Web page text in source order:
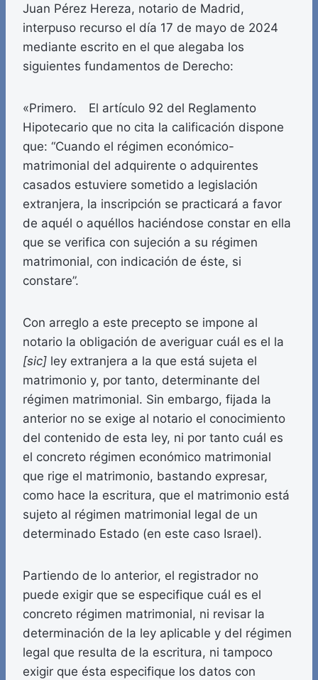
Juan Pérez Hereza, notario de Madrid,
interpuso recurso el día 17 de mayo de 2024
mediante escrito en el que alegaba los
siguientes fundamentos de Derecho:
«Primero. El artículo 92 del Reglamento
Hipotecario que no cita la calificación dispone
que: “Cuando el régimen económico-
matrimonial del adquirente o adquirentes
casados estuviere sometido a legislación
extranjera, la inscripción se practicará a favor
de aquél o aquéllos haciéndose constar en ella
que se verifica con sujeción a su régimen
matrimonial, con indicación de éste, si
constare”.
Con arreglo a este precepto se impone al
notario la obligación de averiguar cuál es el la
[sic] ley extranjera a la que está sujeta el
matrimonio y, por tanto, determinante del
régimen matrimonial. Sin embargo, fijada la
anterior no se exige al notario el conocimiento
del contenido de esta ley, ni por tanto cuál es
el concreto régimen económico matrimonial
que rige el matrimonio, bastando expresar,
como hace la escritura, que el matrimonio está
sujeto al régimen matrimonial legal de un
determinado Estado (en este caso Israel).
Partiendo de lo anterior, el registrador no
puede exigir que se especifique cuál es el
concreto régimen matrimonial, ni revisar la
determinación de la ley aplicable y del régimen
legal que resulta de la escritura, ni tampoco
exigir que ésta especifique los datos con